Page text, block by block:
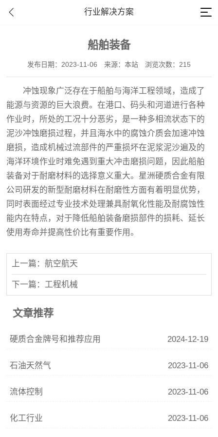
行业解决方案
船舶装备
发布日期：2023-11-06 来源：本站 浏览次数：215
冲蚀现象广泛存在于船舶与海洋工程领域，造成了
能源与资源的巨大浪费。在港口、码头和河道进行各种
作业时，所处的工况十分恶劣，是一种多相流状态下的
泥沙冲蚀磨损过程，并且海水中的腐蚀介质会加速冲蚀
磨损，造成机械过流部件的严重损坏在泥浆泥沙遍及的
海洋环境作业时难免遇到重大冲击磨损问题，因此船舶
装备对于耐磨材料的选择意义重大。星洲硬质合金有限
公司研发的新型耐磨材料在耐磨性方面有着明显优势，
同时表面经过专业技术处理兼具耐氧化性能及耐腐蚀性
能内在特点，对于降低船舶装备磨损部件的损耗、延长
使用寿命并提高性价比有重要作用。
上一篇：航空航天
下一篇：工程机械
文章推荐
硬质合金牌号和推荐应用 2024-12-19
石油天然气 2023-11-06
流体控制 2023-11-06
化工行业 2023-11-06